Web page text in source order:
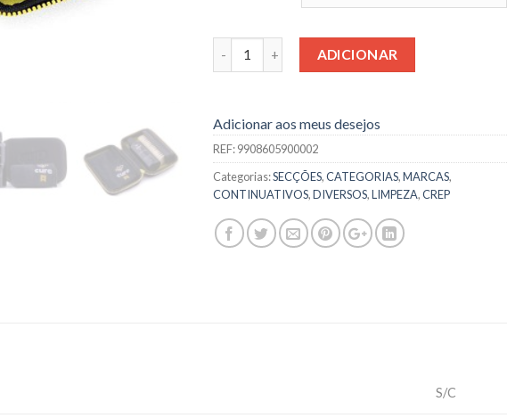
Quantidade ADICIONAR
Adicionar aos meus desejos
REF:9908605900002
Categorias:SECÇÕES,CATEGORIAS,MARCAS,
CONTINUATIVOS,DIVERSOS,LIMPEZA,CREP
S/C